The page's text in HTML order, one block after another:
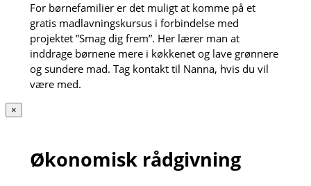
For børnefamilier er det muligt at komme på et
gratis madlavningskursus i forbindelse med
projektet ”Smag dig frem”. Her lærer man at
inddrage børnene mere i køkkenet og lave grønnere
og sundere mad. Tag kontakt til Nanna, hvis du vil
være med.
×
Økonomisk rådgivning